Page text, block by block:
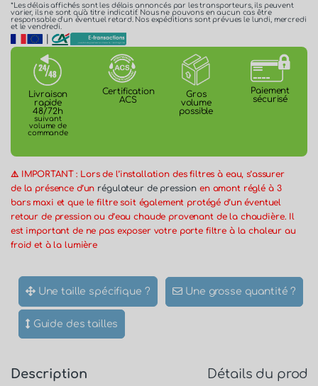
*Les délais affichés sont les délais annoncés par les transporteurs, ils peuvent
varier, ils ne sont qu'à titre indicatif. Nous ne pouvons en aucun cas être
responsable d'un éventuel retard. Nos expéditions sont prévues le lundi, mercredi
et le vendredi.
Livraison
rapide
48/72h
suivant
volume de
commande
Certification
ACS
Gros
volume
possible
Paiement
sécurisé
⚠️ IMPORTANT : Lors de l’installation des filtres à eau, s’assurer
de la présence d’un régulateur de pression en amont réglé à 3
bars maxi et que le filtre soit également protégé d’un éventuel
retour de pression ou d’eau chaude provenant de la chaudière. Il
est important de ne pas exposer votre porte filtre à la chaleur au
froid et à la lumière
Une taille spécifique ? Une grosse quantité ?
Guide des tailles
Description Détails du